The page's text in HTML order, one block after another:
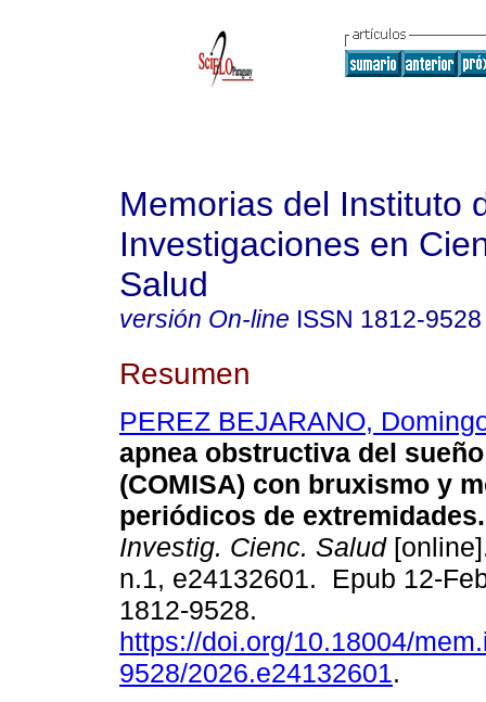
Memorias del Instituto
Investigaciones en
Salud
versión On-line ISSN 1812-9528
Resumen
PEREZ BEJARANO,
apnea obstructiva del
(COMISA) con bruxismo y
periódicos de extremidades.
Investig. Cienc. Salud
n.1, e24132601. Epub 12-
1812-9528.
https://doi.org/10.18004/
9528/2026.e24132601.